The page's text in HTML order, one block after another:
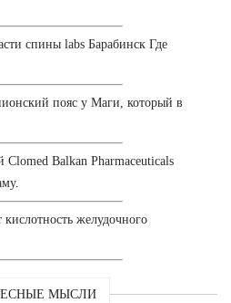
спины labs Барабинск Где
пояс у Маги, который в
Clomed Balkan Pharmaceuticals
желудочного
МЫСЛИ